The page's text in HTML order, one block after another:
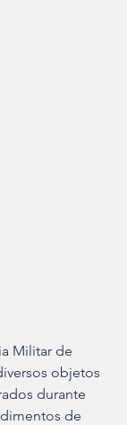
Militar de
objetos
durante
de